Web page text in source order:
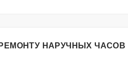
НАРУЧНЫХ ЧАСОВ